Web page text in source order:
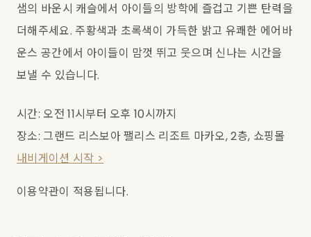
샘의 바운시 캐슬에서 아이들의 방학에 즐겁고 기쁜 탄력을
더해주세요. 주황색과 초록색이 가득한 밝고 유쾌한 에어바
운스 공간에서 아이들이 맘껏 뛰고 웃으며 신나는 시간을
보낼 수 있습니다.
시간: 오전 11시부터 오후 10시까지
장소: 그랜드 리스보아 팰리스 리조트 마카오, 2층, 쇼핑몰
내비게이션 시작 >
이용약관이 적용됩니다.